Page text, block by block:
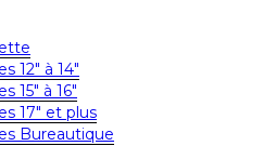
12″ à 14″
15″ à 16″
17″ et plus
Bureautique